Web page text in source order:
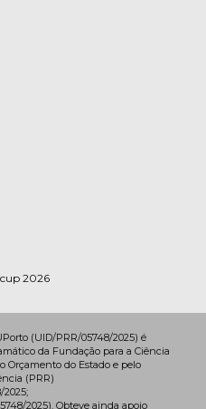
2026
(UID/PRR/05748/2025) é
da Fundação para a Ciência
Orçamento do Estado e pelo
(PRR)
2025). Obteve ainda apoio